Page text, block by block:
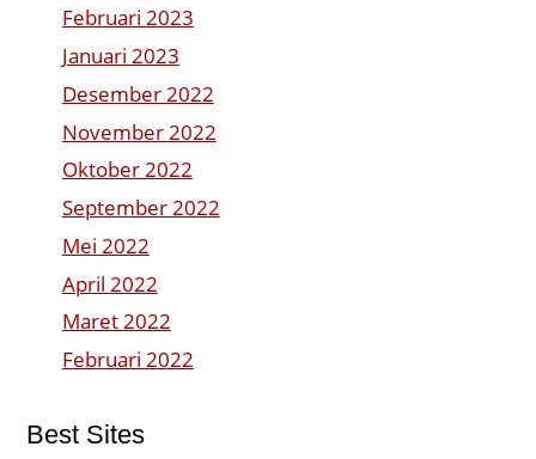
Februari 2023
Januari 2023
Desember 2022
November 2022
Oktober 2022
September 2022
Mei 2022
April 2022
Maret 2022
Februari 2022
Best Sites